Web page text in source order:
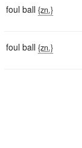
foul ball {zn.}
foul ball {zn.}